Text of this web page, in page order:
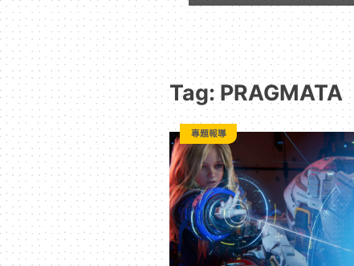
動
漫
二
次
元
｜
Tag: PRAGMATA
專題報導